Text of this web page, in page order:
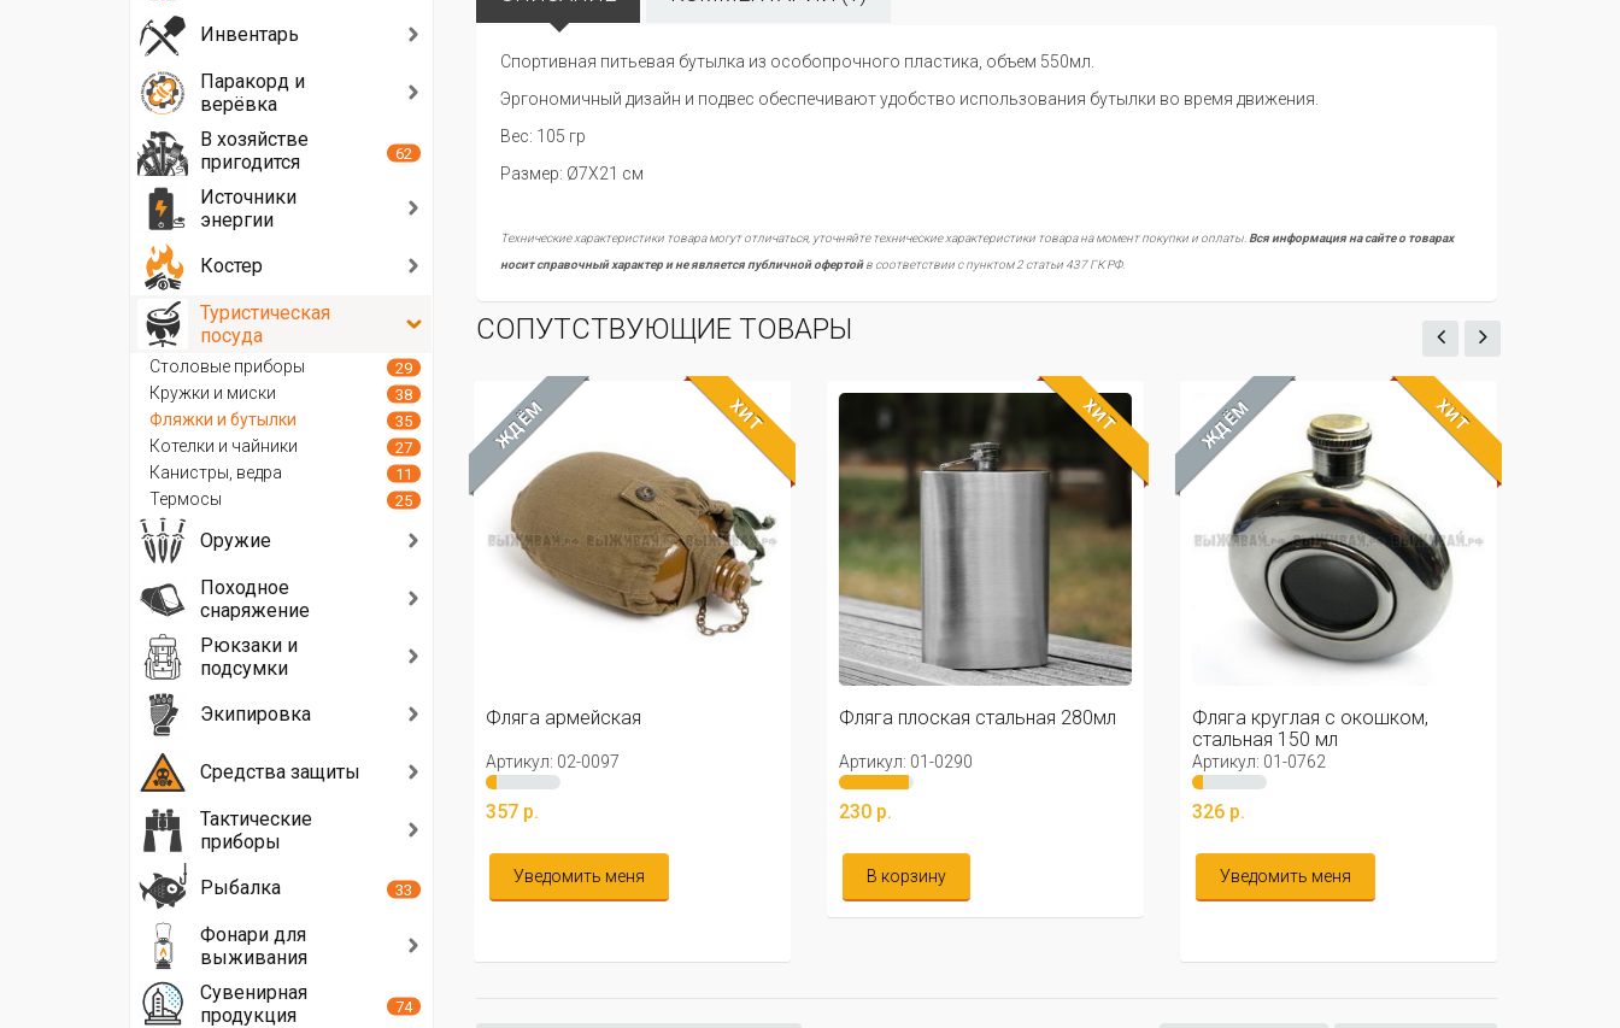
Спортивная питьевая бутылка из особопрочного пластика, объем 550мл.
Эргономичный дизайн и подвес обеспечивают удобство использования бутылки во время движения.
Вес: 105 гр
Размер: Ø7X21 см
Технические характеристики товара могут отличаться, уточняйте технические характеристики товара на момент покупки и оплаты. Вся информация на сайте о товарах
носит справочный характер и не является публичной офертойв соответствии с пунктом 2 статьи 437 ГК РФ.
СОПУТСТВУЮЩИЕ ТОВАРЫ
ЖДЁМ ХИТ
Фляга армейская
Артикул: 02-0097
357 р.
Уведомить меня
ХИТ
Фляга плоская стальная 280мл
Артикул: 01-0290
230 р.
В корзину
ЖДЁМ ХИТ
Фляга круглая с окошком,
Артикул: 01-0762
326 р.
Уведомить меня
ХИТ
Фляга круглая с гербом РФ 150
мл.
Артикул: 01-7878
342 р.
В корзину
Инвентарь
Паракорд и
верёвка
В хозяйстве
пригодится
62
Источники
энергии
Костер
Туристическая
посуда
Столовые приборы 29
Кружки и миски 38
Фляжки и бутылки 35
Котелки и чайники 27
Канистры, ведра 11
Термосы 25
Оружие
Походное
снаряжение
Рюкзаки и
подсумки
Экипировка
Средства защиты
Тактические
приборы
Рыбалка
33
Фонари для
выживания
Сувенирная
продукция
74